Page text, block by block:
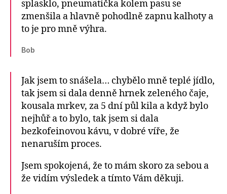
splasklo, pneumatička kolem pasu se
zmenšila a hlavně pohodlně zapnu kalhoty a
to je pro mně výhra.
Bob
Jak jsem to snášela… chybělo mně teplé jídlo,
tak jsem si dala denně hrnek zeleného čaje,
kousala mrkev, za 5 dní půl kila a když bylo
nejhůř a to bylo, tak jsem si dala
bezkofeinovou kávu, v dobré víře, že
nenaruším proces.
Jsem spokojená, že to mám skoro za sebou a
že vidím výsledek a tímto Vám děkuji.